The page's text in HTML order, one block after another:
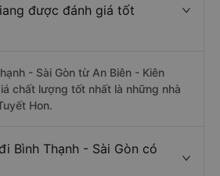
được đánh giá tốt
- Sài Gòn từ An Biên - Kiên
chất lượng tốt nhất là những nhà
Hon.
Bình Thạnh - Sài Gòn có